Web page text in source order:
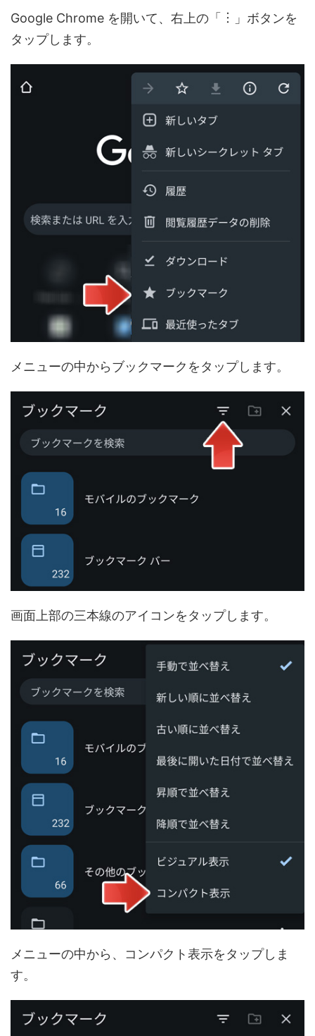
Google Chrome を開いて、右上の「︙」ボタンを
タップします。
メニューの中からブックマークをタップします。
画面上部の三本線のアイコンをタップします。
メニューの中から、コンパクト表示をタップしま
す。